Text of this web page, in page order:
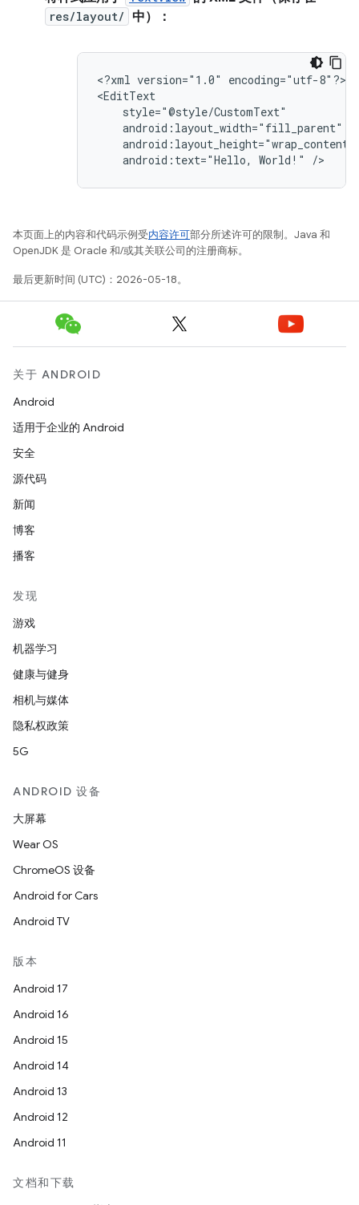
res/layout/ 中）：
<?xml version="1.0"
encoding="utf-8"?>
android:text="Hello,
World!" />
本页面上的内容和代码示例受内容许可部分所述许可的限制。Java 和
OpenJDK 是 Oracle 和/或其关联公司的注册商标。
最后更新时间 (UTC)：2026-05-18。
关于 ANDROID
Android
适用于企业的 Android
安全
源代码
新闻
博客
播客
发现
游戏
机器学习
健康与健身
相机与媒体
隐私权政策
5G
ANDROID 设备
大屏幕
Wear OS
ChromeOS 设备
Android for Cars
Android TV
版本
Android 17
Android 16
Android 15
Android 14
Android 13
Android 12
Android 11
文档和下载